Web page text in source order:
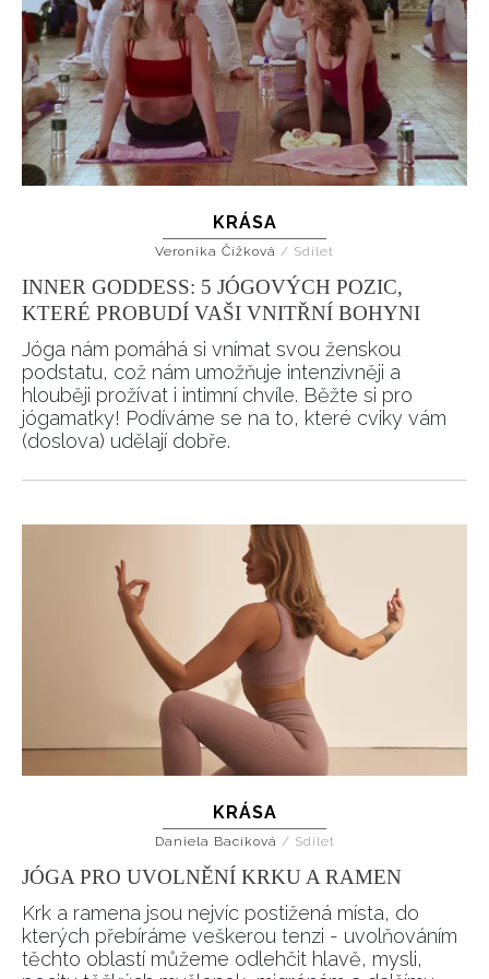
KRÁSA
Veronika Čížková / Sdílet
INNER GODDESS: 5 JÓGOVÝCH POZIC,
KTERÉ PROBUDÍ VAŠI VNITŘNÍ BOHYNI
Jóga nám pomáhá si vnímat svou ženskou
podstatu, což nám umožňuje intenzivněji a
hlouběji prožívat i intimní chvíle. Běžte si pro
jógamatky! Podíváme se na to, které cviky vám
(doslova) udělají dobře.
KRÁSA
Daniela Bacíková / Sdílet
JÓGA PRO UVOLNĚNÍ KRKU A RAMEN
Krk a ramena jsou nejvíc postižená místa, do
kterých přebíráme veškerou tenzi - uvolňováním
těchto oblastí můžeme odlehčit hlavě, mysli,